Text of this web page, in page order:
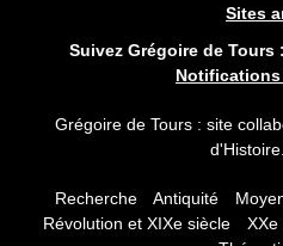
Sites
Suivez Grégoire de Tours :
Notifications
Grégoire de Tours : site
d'Histoire.
Recherche Antiquité
Révolution et XIXe siècle
XXe